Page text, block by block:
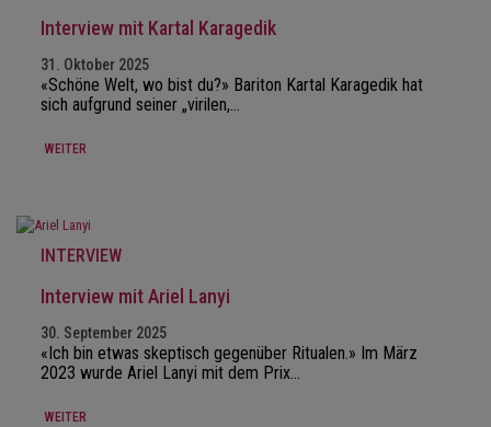
Interview mit Kartal Karagedik
31. Oktober 2025
«Schöne Welt, wo bist du?» Bariton Kartal Karagedik hat
sich aufgrund seiner „virilen,…
WEITER
INTERVIEW
Interview mit Ariel Lanyi
30. September 2025
«Ich bin etwas skeptisch gegenüber Ritualen.» Im März
2023 wurde Ariel Lanyi mit dem Prix…
WEITER